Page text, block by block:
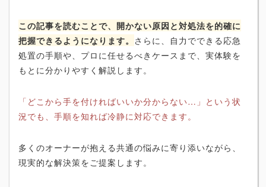
この記事を読むことで、開かない原因と対処法を的確に
把握できるようになります。 さらに、自力でできる応急
処置の手順や、プロに任せるべきケースまで、実体験を
もとに分かりやすく解説します。
「どこから手を付ければいいか分からない…」という状
況でも、手順を知れば冷静に対応できます。
多くのオーナーが抱える共通の悩みに寄り添いながら、
現実的な解決策をご提案します。